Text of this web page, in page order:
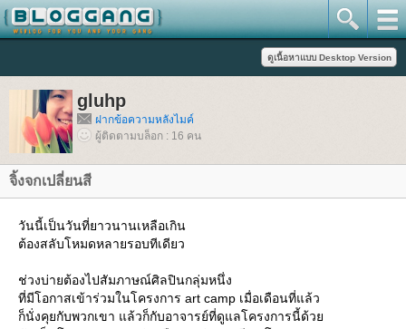
gluhp
ฝากข้อความหลังไมค์
ผู้ติดตามบล็อก : 16 คน
จิ้งจกเปลี่ยนสี
วันนี้เป็นวันที่ยาวนานเหลือเกิน
ต้องสลับโหมดหลายรอบทีเดียว
ช่วงบ่ายต้องไปสัมภาษณ์ศิลปินกลุ่มหนึ่ง
ที่มีโอกาสเข้าร่วมในโครงการ art camp เมื่อเดือนที่แล้ว
ก็นั่งคุยกับพวกเขา แล้วก็กับอาจารย์ที่ดูแลโครงการนี้ด้ว